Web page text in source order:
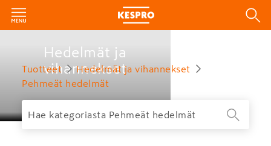
Hedelmät ja
vihannekset
Tuotteet
Hedelmät ja vihannekset
Pehmeät hedelmät